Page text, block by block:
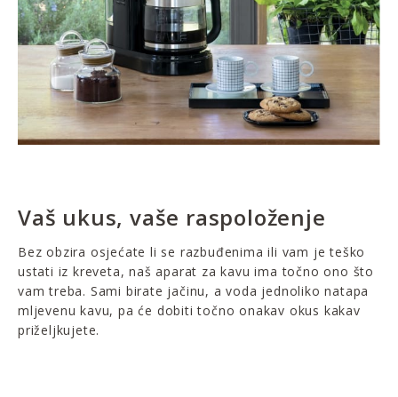
Vaš ukus, vaše raspoloženje
Bez obzira osjećate li se razbuđenima ili vam je teško
ustati iz kreveta, naš aparat za kavu ima točno ono što
vam treba. Sami birate jačinu, a voda jednoliko natapa
mljevenu kavu, pa će dobiti točno onakav okus kakav
priželjkujete.